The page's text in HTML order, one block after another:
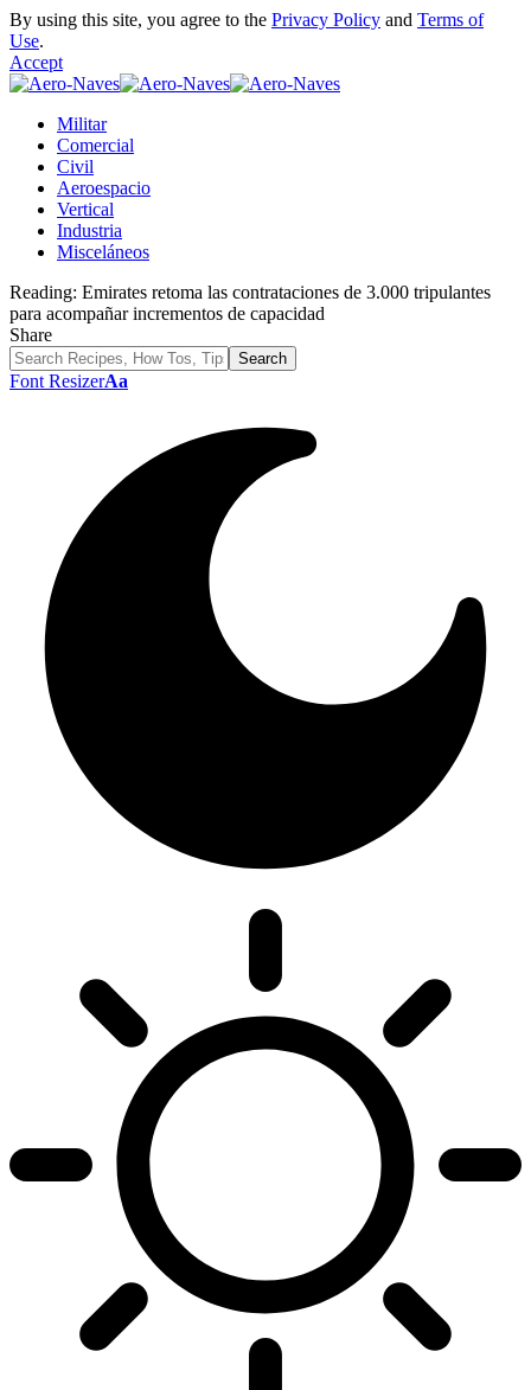
By using this site, you agree to the Privacy Policy and Terms of
Use.
Accept
Militar
Comercial
Civil
Aeroespacio
Vertical
Industria
Misceláneos
Reading: Emirates retoma las contrataciones de 3.000 tripulantes
para acompañar incrementos de capacidad
Share
Font ResizerAa